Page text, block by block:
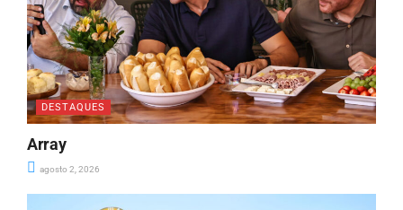
DESTAQUES
Array
agosto 2, 2026